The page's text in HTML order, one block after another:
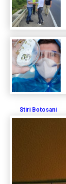
Stiri Botosani